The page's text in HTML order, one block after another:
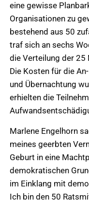
eine gewisse
Organisationen zu
bestehend aus 50
traf sich an sechs
die Verteilung der 25
Die Kosten für die
und Übernachtung
erhielten die
Marlene Engelhorn
meines geerbten
Geburt in eine
demokratischen
im Einklang mit
Ich bin den 50